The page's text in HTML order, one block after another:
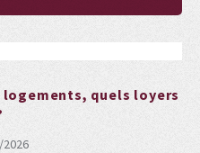
logements, quels loyers